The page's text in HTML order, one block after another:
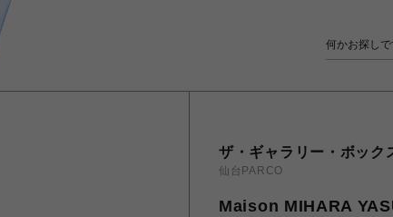
ザ・ギャラリー・ボック
仙台PARCO
Maison MIHARA